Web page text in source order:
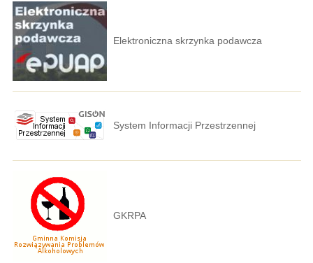
Elektroniczna skrzynka podawcza
System Informacji Przestrzennej
GKRPA